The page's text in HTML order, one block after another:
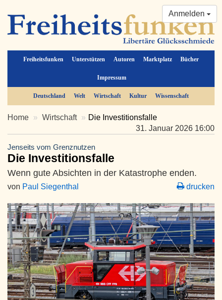
Freiheitsfunken Unterstützen Autoren Marktplatz Bücher
Impressum
Anmelden
Deutschland Welt Wirtschaft Kultur Wissenschaft
Home Wirtschaft
Die Investitionsfalle
31. Januar 2026 16:00
Jenseits vom Grenznutzen
Die Investitionsfalle
Wenn gute Absichten in der Katastrophe enden.
von Paul Siegenthal drucken